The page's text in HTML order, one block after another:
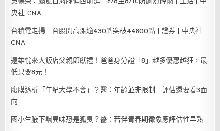
央社 CNA
台積電走揚 台股開高漲逾430點突破44800點 | 證券 | 中央社
CNA
遠雄悅來大飯店父親節獻禮！爸爸身分證「8」越多優惠越狂，最
低只要8元！
腹膜透析「年紀大學不會」？醫：年齡並非限制 評估還要看3面
向
國小生腋下飄異味恐是狐臭？醫：若伴青春期徵象應評估性早熟